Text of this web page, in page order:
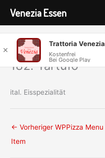
Inhalt
springen
182. Tartufo
ital. Eisspezialität
← Vorheriger WPPizza Menu
Item
Venezia Essen
✕
Trattoria Venezia
Kostenfrei
Bei Google Play